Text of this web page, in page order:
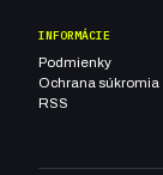
INFORMÁCIE
Podmienky
Ochrana súkromia
RSS